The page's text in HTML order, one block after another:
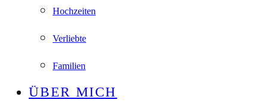
Hochzeiten
Verliebte
Familien
ÜBER MICH